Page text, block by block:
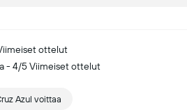
ottelut
- 4/5 Viimeiset ottelut
Azul voittaa